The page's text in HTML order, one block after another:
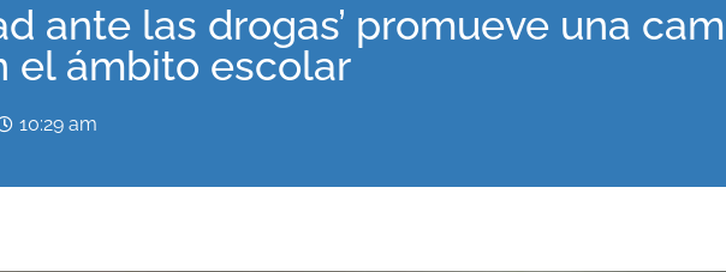
ante las drogas’ promueve una
el ámbito escolar
10:29 am